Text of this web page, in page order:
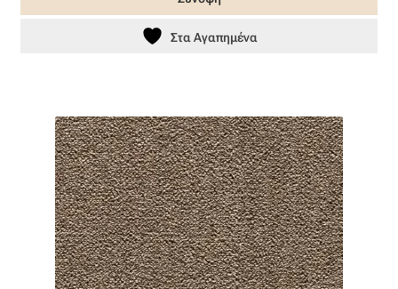
Φιλ-κουπέ
Φλάμα
Φόδρα
Ψάθα
Στα Αγαπημένα